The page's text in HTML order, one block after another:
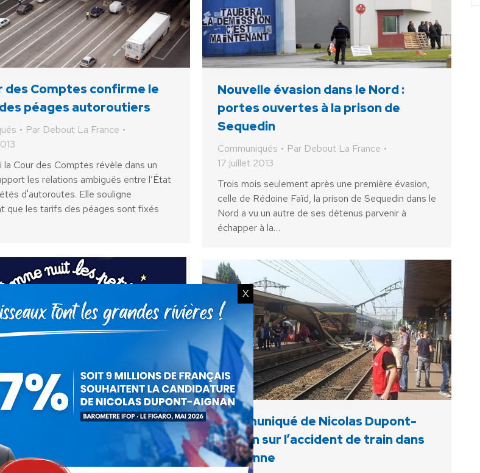
des Comptes confirme le
péages autoroutiers
Par Debout La France
la Cour des Comptes révèle dans un
les relations ambiguës entre l’État
d'autoroutes. Elle souligne
que les tarifs des péages sont fixés
Nouvelle évasion dans le Nord :
portes ouvertes à la prison de
Sequedin
Communiqués Par Debout La France
17 juillet 2013
Trois mois seulement après une première évasion,
celle de Rédoine Faïd, la prison de Sequedin dans le
Nord a vu un autre de ses détenus parvenir à
échapper à la…
Communiqué de Nicolas Dupont-
Aignan sur l’accident de train dans
l’Essonne
X